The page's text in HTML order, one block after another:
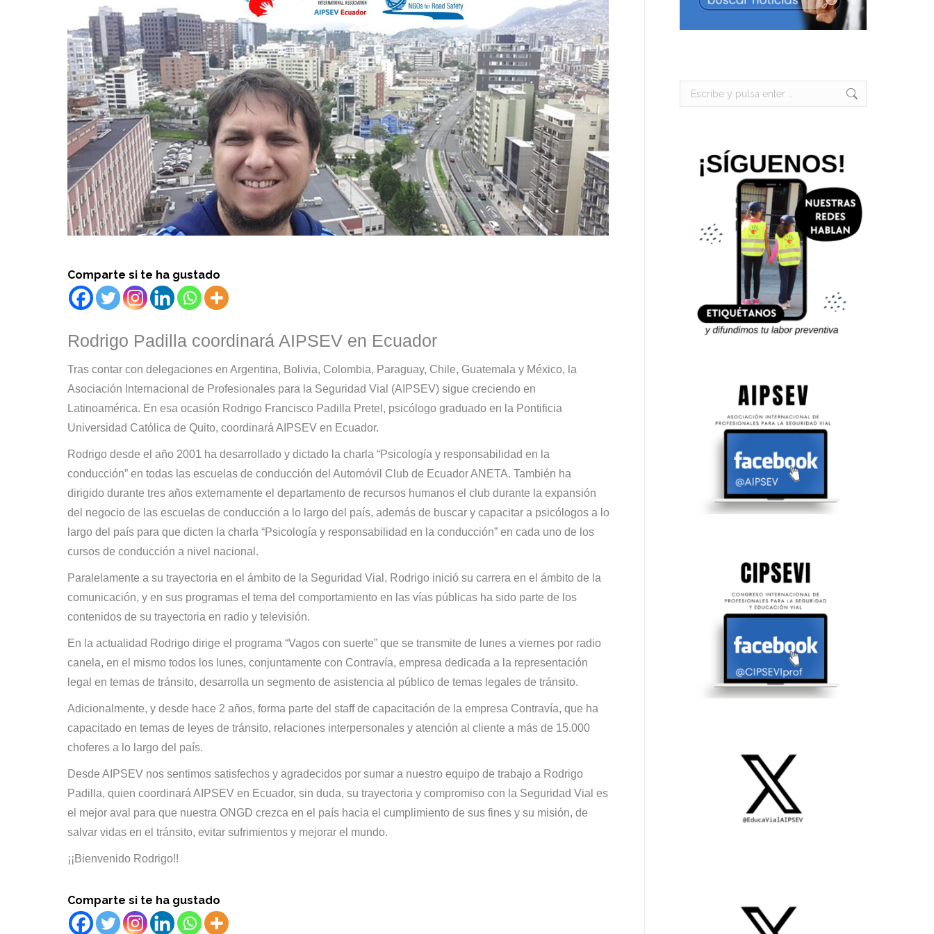
Comparte si te ha gustado
Rodrigo Padilla coordinará AIPSEV en Ecuador
Tras contar con delegaciones en Argentina, Bolivia, Colombia, Paraguay, Chile, Guatemala y México, la
Asociación Internacional de Profesionales para la Seguridad Vial (AIPSEV) sigue creciendo en
Latinoamérica. En esa ocasión Rodrigo Francisco Padilla Pretel, psicólogo graduado en la Pontificia
Universidad Católica de Quito, coordinará AIPSEV en Ecuador.
Rodrigo desde el año 2001 ha desarrollado y dictado la charla “Psicología y responsabilidad en la
conducción” en todas las escuelas de conducción del Automóvil Club de Ecuador ANETA. También ha
dirigido durante tres años externamente el departamento de recursos humanos el club durante la expansión
del negocio de las escuelas de conducción a lo largo del país, además de buscar y capacitar a psicólogos a lo
largo del país para que dicten la charla “Psicología y responsabilidad en la conducción” en cada uno de los
cursos de conducción a nivel nacional.
Paralelamente a su trayectoria en el ámbito de la Seguridad Vial, Rodrigo inició su carrera en el ámbito de la
comunicación, y en sus programas el tema del comportamiento en las vías públicas ha sido parte de los
contenidos de su trayectoria en radio y televisión.
En la actualidad Rodrigo dirige el programa “Vagos con suerte” que se transmite de lunes a viernes por radio
canela, en el mismo todos los lunes, conjuntamente con Contravía, empresa dedicada a la representación
legal en temas de tránsito, desarrolla un segmento de asistencia al público de temas legales de tránsito.
Adicionalmente, y desde hace 2 años, forma parte del staff de capacitación de la empresa Contravía, que ha
capacitado en temas de leyes de tránsito, relaciones interpersonales y atención al cliente a más de 15.000
choferes a lo largo del país.
Desde AIPSEV nos sentimos satisfechos y agradecidos por sumar a nuestro equipo de trabajo a Rodrigo
Padilla, quien coordinará AIPSEV en Ecuador, sin duda, su trayectoria y compromiso con la Seguridad Vial es
el mejor aval para que nuestra ONGD crezca en el país hacia el cumplimiento de sus fines y su misión, de
salvar vidas en el tránsito, evitar sufrimientos y mejorar el mundo.
¡¡Bienvenido Rodrigo!!
Comparte si te ha gustado
Buscar: